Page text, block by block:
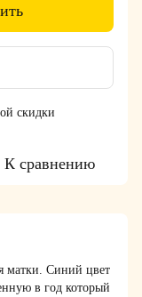
скидки
К сравнению
матки. Синий цвет
в год который